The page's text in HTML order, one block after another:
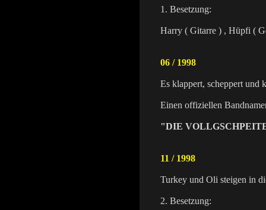
1. Besetzung:
Harry ( Gitarre ) , Hüpfi (
06 / 1998
Es klappert, scheppert und
Einen offiziellen
"DIE
11 / 1998
Turkey und Oli steigen in
2. Besetzung: